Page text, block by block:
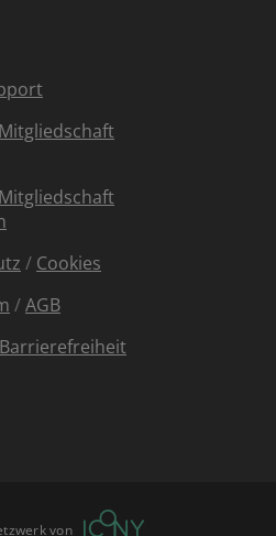
/ Cookies
/AGB
Barrierefreiheit
von